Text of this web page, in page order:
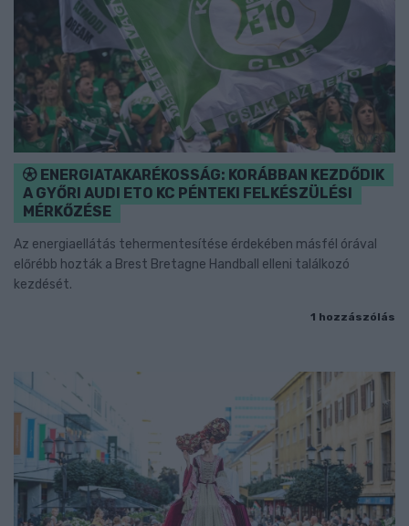
ENERGIATAKARÉKOSSÁG: KORÁBBAN KEZDŐDIK
A GYŐRI AUDI ETO KC PÉNTEKI FELKÉSZÜLÉSI
MÉRKŐZÉSE
Az energiaellátás tehermentesítése érdekében másfél órával
előrébb hozták a Brest Bretagne Handball elleni találkozó
kezdését.
1 hozzászólás